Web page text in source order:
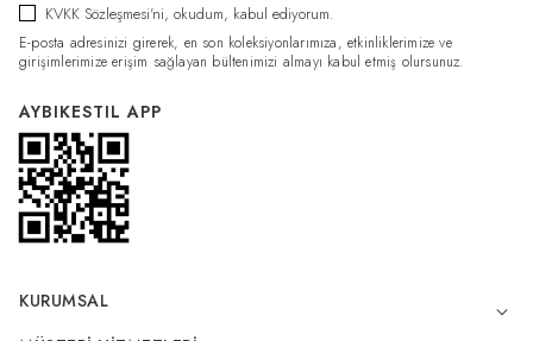
KVKK Sözleşmesi'ni, okudum, kabul ediyorum.
E-posta adresinizi girerek, en son koleksiyonlarımıza, etkinliklerimize ve
girişimlerimize erişim sağlayan bültenimizi almayı kabul etmiş olursunuz.
AYBIKESTIL APP
KURUMSAL